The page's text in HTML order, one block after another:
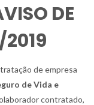
DE
de empresa
de Vida e
contratado,